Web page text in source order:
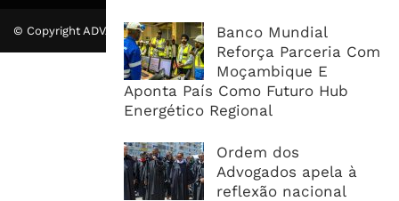
Banco Mundial
Reforça Parceria Com
Moçambique E
Aponta País Como Futuro Hub
Energético Regional
Ordem dos
Advogados apela à
reflexão nacional
© Copyright ADVALUE. Todos Direitos Reservados.